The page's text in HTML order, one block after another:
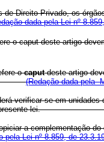
de Direito Privado, os
dada pela Lei nº
o caput deste
ocaput deste artigo
(Redação dada pela
verificar-se em
da presente
a complementação
pela Lei nº 8.859, de